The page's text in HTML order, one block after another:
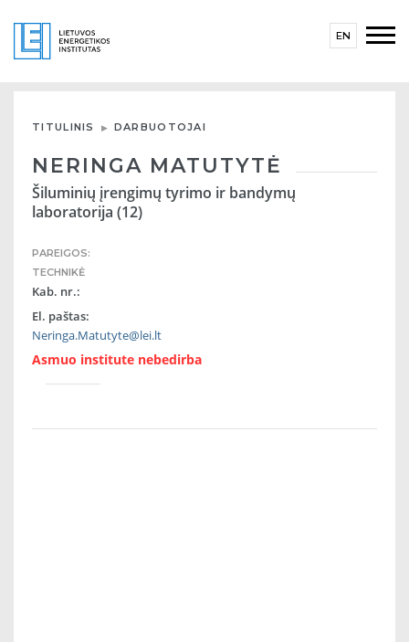
EN
TITULINIS DARBUOTOJAI
NERINGA MATUTYTĖ
Šiluminių įrengimų tyrimo ir bandymų
laboratorija (12)
PAREIGOS:
TECHNIKĖ
Kab. nr.:
El. paštas:
Neringa.Matutyte@lei.lt
Asmuo institute nebedirba